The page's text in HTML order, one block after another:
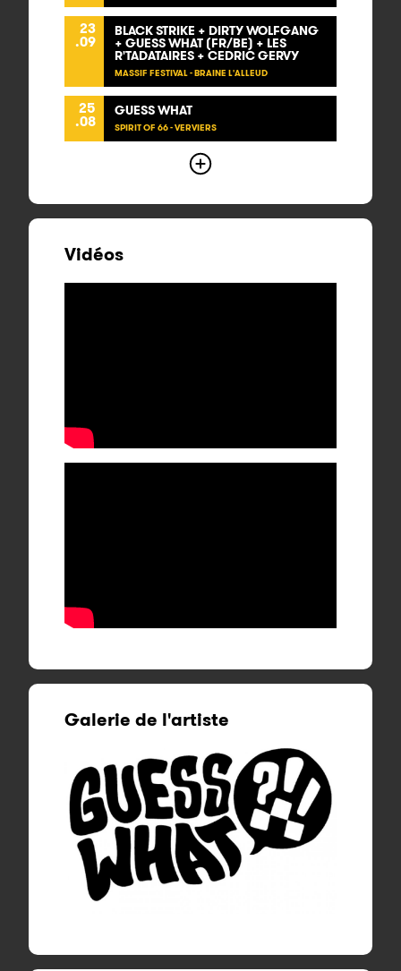
23
.09
BLACK STRIKE + DIRTY WOLFGANG
+ GUESS WHAT (FR/BE) + LES
R'TADATAIRES + CEDRIC GERVY
MASSIF FESTIVAL - BRAINE L'ALLEUD
25
.08
GUESS WHAT
SPIRIT OF 66 - VERVIERS
Vidéos
Galerie de l'artiste